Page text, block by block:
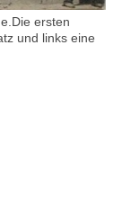
ersten
und links eine